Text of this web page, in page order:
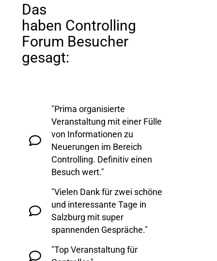
Das
haben Controlling
Forum Besucher
gesagt:
"Prima organisierte
Veranstaltung mit einer Fülle
von Informationen zu
Neuerungen im Bereich
Controlling. Definitiv einen
Besuch wert."
"Vielen Dank für zwei schöne
und interessante Tage in
Salzburg mit super
spannenden Gespräche."
"Top Veranstaltung für